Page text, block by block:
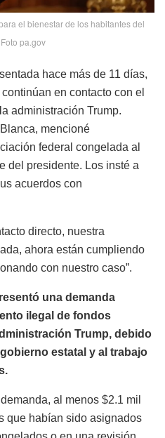
el bienestar de los habitantes del
pa.gov
hace más de 11 días,
en contacto con el
administración Trump.
mencioné
federal congelada al
del presidente. Los insté a
acuerdos con
directo, nuestra
ahora están cumpliendo
con nuestro caso”.
una demanda
ilegal de fondos
Trump, debido
estatal y al trabajo
al menos $2.1 mil
que habían sido asignados